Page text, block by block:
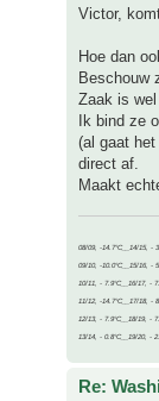
Victor,
Hoe dan
Beschouw
Zaak is
Ik bind ze
(al gaat
direct af.
Maakt
08/09, -14.7°C__14/15, -
09/10, -10.0°C__15/16, -
10/11, - 7.9°C__16/17, -
11/12, -14.7°C__17/18, -
12/13, - 7.9°C__18/19, -
13/14, - 0.8°C__19/20, -
Re: